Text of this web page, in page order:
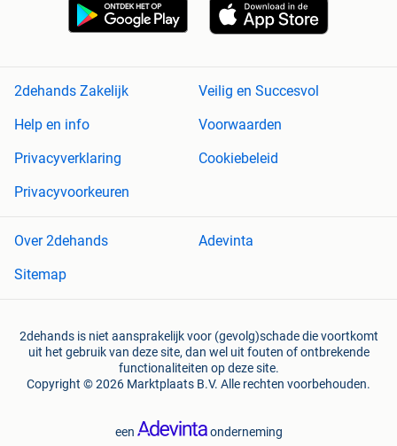
2dehands Zakelijk
Veilig en Succesvol
Help en info
Voorwaarden
Privacyverklaring
Cookiebeleid
Privacyvoorkeuren
Over 2dehands
Adevinta
Sitemap
2dehands is niet aansprakelijk voor (gevolg)schade die voortkomt
uit het gebruik van deze site, dan wel uit fouten of ontbrekende
functionaliteiten op deze site.
Copyright © 2026 Marktplaats B.V. Alle rechten voorbehouden.
een onderneming